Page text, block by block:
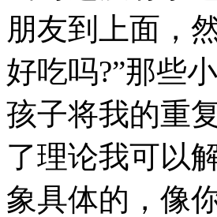
朋友到上面，
好吃吗?”那些
孩子将我的重
了理论我可以
象具体的，像